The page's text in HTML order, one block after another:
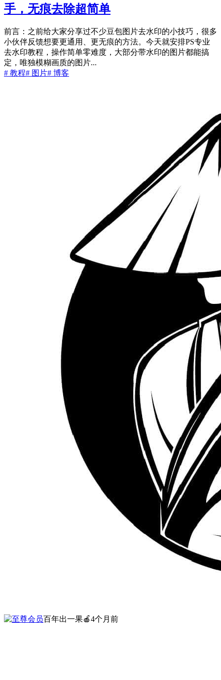
手，无痕去除超简单
前言：之前给大家分享过不少豆包图片去水印的小技巧，很多
小伙伴反馈想要更通用、更无痕的方法。今天就安排PS专业
去水印教程，操作简单零难度，大部分带水印的图片都能搞
定，唯独模糊画质的图片...
# 教程# 图片# 博客
百年出一果🍎4个月前